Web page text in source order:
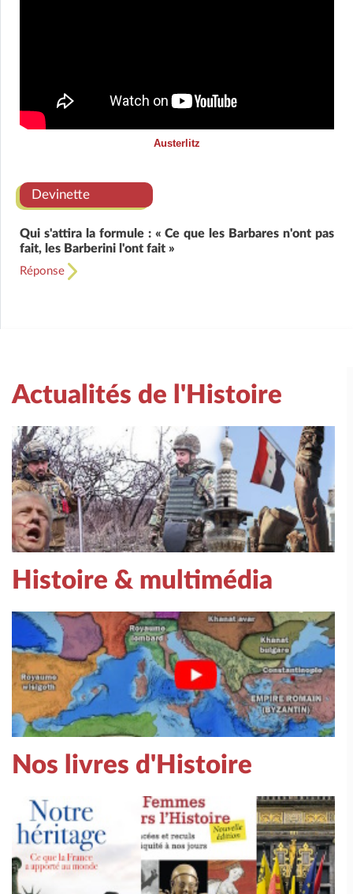
Austerlitz
Devinette
Qui s'attira la formule : « Ce que les Barbares n'ont pas
fait, les Barberini l'ont fait »
Réponse
Actualités de l'Histoire
Histoire & multimédia
Nos livres d'Histoire